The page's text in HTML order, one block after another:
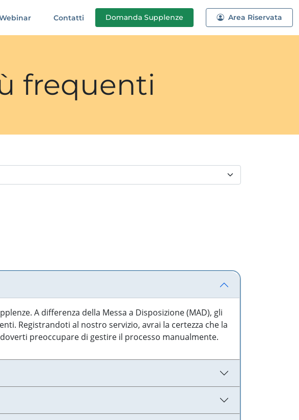
Contatti Domanda Supplenze Area Riservata
frequenti
A differenza della Messa a Disposizione (MAD), gli
Registrandoti al nostro servizio, avrai la certezza che la
preoccupare di gestire il processo manualmente.